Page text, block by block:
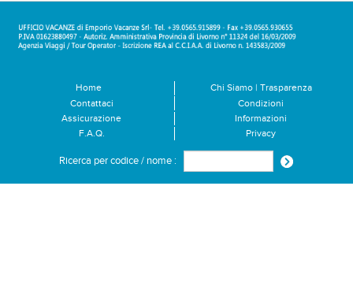
Home
Chi Siamo | Trasparenza
Contattaci
Condizioni
Assicurazione
Informazioni
F.A.Q.
Privacy
Ricerca per codice / nome :